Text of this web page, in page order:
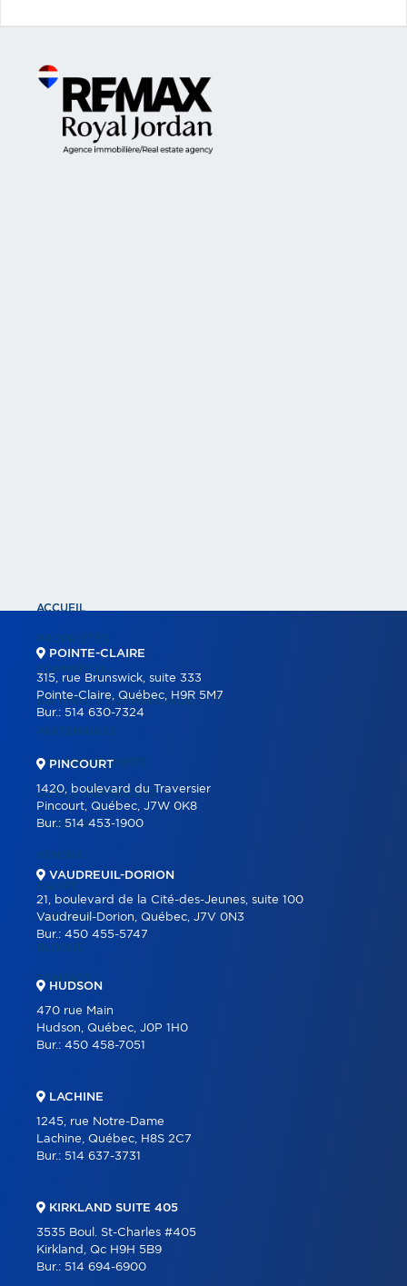
ACCUEIL
PROPRIÉTÉS
COMMERCIAL
BÂTIMENTS COMMERCIAUX
PARTENAIRES
NOS PROGRAMMES
OUTILS IMMOBILIERS
ACHETER
VENDRE
ÉQUIPE
CARRIÈRE
BLOGUE
CONTACT
POINTE-CLAIRE
315, rue Brunswick, suite 333
Pointe-Claire, Québec, H9R 5M7
Bur.: 514 630-7324
PINCOURT
1420, boulevard du Traversier
Pincourt, Québec, J7W 0K8
Bur.:514 453-1900
VAUDREUIL-DORION
21, boulevard de la Cité-des-Jeunes, suite 100
Vaudreuil-Dorion, Québec, J7V 0N3
Bur.: 450 455-5747
HUDSON
470 rue Main
Hudson, Québec, J0P 1H0
Bur.: 450 458-7051
LACHINE
1245, rue Notre-Dame
Lachine, Québec, H8S 2C7
Bur.: 514 637-3731
KIRKLAND SUITE 405
3535 Boul. St-Charles #405
Kirkland, Qc H9H 5B9
Bur.: 514 694-6900